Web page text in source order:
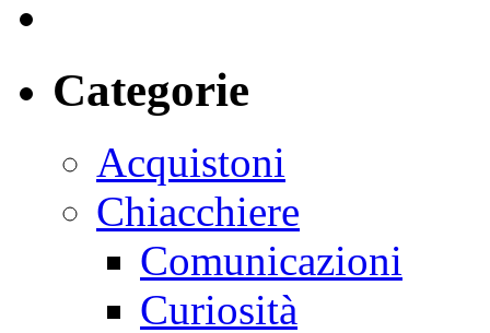
Categorie
Acquistoni
Chiacchiere
Comunicazioni
Curiosità